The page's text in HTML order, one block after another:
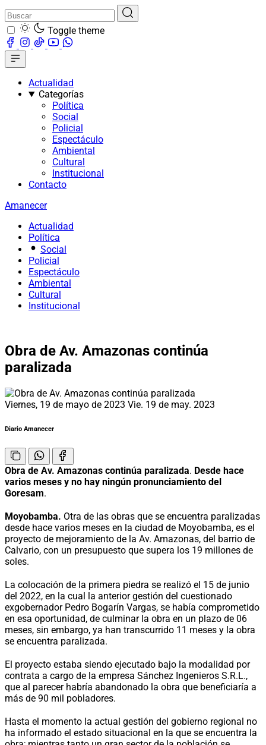
Toggle theme
Actualidad
Categorías
Política
Social
Policial
Espectáculo
Ambiental
Cultural
Institucional
Contacto
Amanecer
Actualidad
Política
Social
Policial
Espectáculo
Ambiental
Cultural
Institucional
Obra de Av. Amazonas continúa
paralizada
Viernes, 19 de mayo de 2023 Vie. 19 de may. 2023
Diario Amanecer
Obra de Av. Amazonas continúa paralizada. Desde hace
varios meses y no hay ningún pronunciamiento del
Goresam.
Moyobamba. Otra de las obras que se encuentra paralizadas
desde hace varios meses en la ciudad de Moyobamba, es el
proyecto de mejoramiento de la Av. Amazonas, del barrio de
Calvario, con un presupuesto que supera los 19 millones de
soles.
La colocación de la primera piedra se realizó el 15 de junio
del 2022, en la cual la anterior gestión del cuestionado
exgobernador Pedro Bogarín Vargas, se había comprometido
en esa oportunidad, de culminar la obra en un plazo de 06
meses, sin embargo, ya han transcurrido 11 meses y la obra
se encuentra paralizada.
El proyecto estaba siendo ejecutado bajo la modalidad por
contrata a cargo de la empresa Sánchez Ingenieros S.R.L.,
que al parecer habría abandonado la obra que beneficiaría a
más de 90 mil pobladores.
Hasta el momento la actual gestión del gobierno regional no
ha informado el estado situacional en la que se encuentra la